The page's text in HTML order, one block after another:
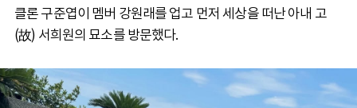
클론 구준엽이 멤버 강원래를 업고 먼저 세상을 떠난 아내 고
(故) 서희원의 묘소를 방문했다.